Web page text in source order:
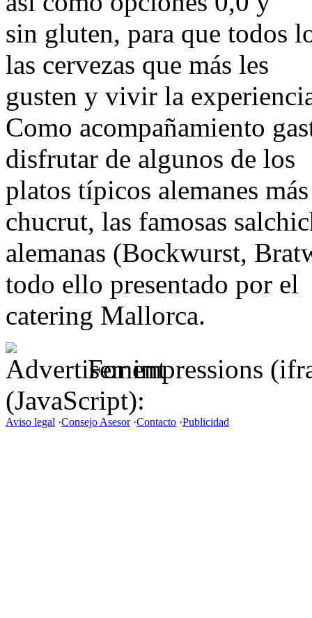
sin gluten, para que todos
las cervezas que más les
gusten y vivir la
Como acompañamiento
disfrutar de algunos de los
platos típicos alemanes
chucrut, las famosas
alemanas (Bockwurst,
todo ello presentado por el
catering Mallorca.
For impressions
(JavaScript):
Aviso legal ·Consejo Asesor·Contacto ·Publicidad